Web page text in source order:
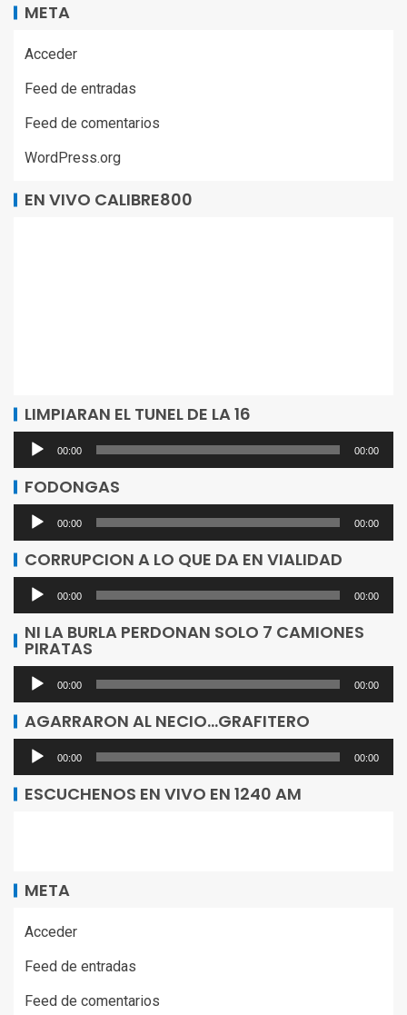
META
Acceder
Feed de entradas
Feed de comentarios
WordPress.org
EN VIVO CALIBRE800
LIMPIARAN EL TUNEL DE LA 16
Reproductor
de
audio
00:00 00:00
FODONGAS
Reproductor
de
audio
00:00 00:00
CORRUPCION A LO QUE DA EN VIALIDAD
Reproductor
de
audio
00:00 00:00
NI LA BURLA PERDONAN SOLO 7 CAMIONES
PIRATAS
Reproductor
de
audio
00:00 00:00
AGARRARON AL NECIO…GRAFITERO
Reproductor
de
00:00 00:00
ESCUCHENOS EN VIVO EN 1240 AM
META
Acceder
Feed de entradas
Feed de comentarios